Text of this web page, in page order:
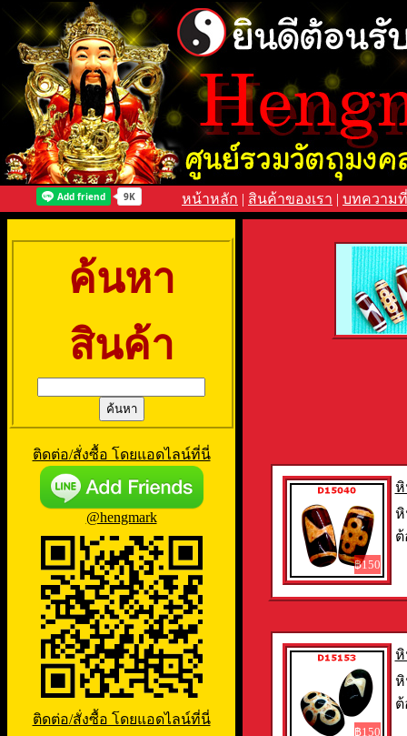
หน้าหลัก | สินค้าของเรา | บทความ
ค้นหา
สินค้า
ติดต่อ/สั่งซื้อ โดยแอดไลน์ที่นี่
@hengmark
ติดต่อ/สั่งซื้อ โดยแอดไลน์ที่นี่
฿150
หิ
หิ
ต้
฿150
หิ
หิ
ต้